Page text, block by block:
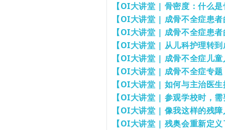
【OI大讲堂 | 骨密度：什么
【OI大讲堂 | 成骨不全症患
【OI大讲堂 | 成骨不全症患
【OI大讲堂 | 从儿科护理转
【OI大讲堂 | 成骨不全症儿
【OI大讲堂 | 成骨不全症专
【OI大讲堂 | 如何与主治医
【OI大讲堂 | 参观学校时，
【OI大讲堂 | 像我这样的残
【OI大讲堂 | 残奥会重新定